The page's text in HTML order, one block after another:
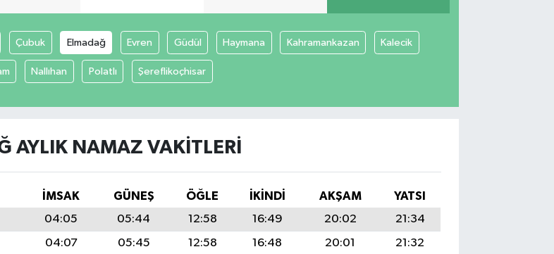
Çubuk Elmadağ Evren Güdül Haymana Kahramankazan Kalecik
Nallıhan Polatlı Şereflikoçhisar
AYLIK NAMAZ VAKITLERI
İMSAK GÜNEŞ ÖĞLE İKINDI AKŞAM
YATSI
04:05 05:44 12:58 16:49 20:02
21:34
04:07 05:45 12:58 16:48 20:01
21:32